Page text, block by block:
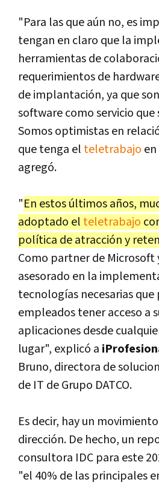
"Para las que aún no, es
tengan en claro que la
herramientas de
requerimientos de
de implantación, ya que
software como servicio que
Somos optimistas en
que tenga el teletrabajo
agregó.
"En estos últimos años,
adoptado el teletrabajo
política de atracción y
Como partner de Microsoft
asesorado en la
tecnologías necesarias
empleados tener acceso a
aplicaciones desde
lugar", explicó a
Bruno, directora de
de IT de Grupo DATCO.
Es decir, hay un
dirección. De hecho, un
consultora IDC para este
"el 40% de las principales